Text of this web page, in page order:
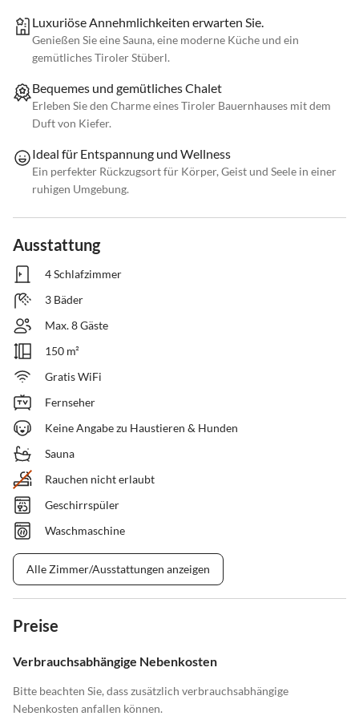
Luxuriöse Annehmlichkeiten erwarten Sie.
Genießen Sie eine Sauna, eine moderne Küche und ein
gemütliches Tiroler Stüberl.
Bequemes und gemütliches Chalet
Erleben Sie den Charme eines Tiroler Bauernhauses mit dem
Duft von Kiefer.
Ideal für Entspannung und Wellness
Ein perfekter Rückzugsort für Körper, Geist und Seele in einer
ruhigen Umgebung.
Ausstattung
4 Schlafzimmer
3 Bäder
Max. 8 Gäste
150 m²
Gratis WiFi
Fernseher
Keine Angabe zu Haustieren & Hunden
Sauna
Rauchen nicht erlaubt
Geschirrspüler
Waschmaschine
Alle Zimmer/Ausstattungen anzeigen
Preise
Verbrauchsabhängige Nebenkosten
Bitte beachten Sie, dass zusätzlich verbrauchsabhängige
Nebenkosten anfallen können.